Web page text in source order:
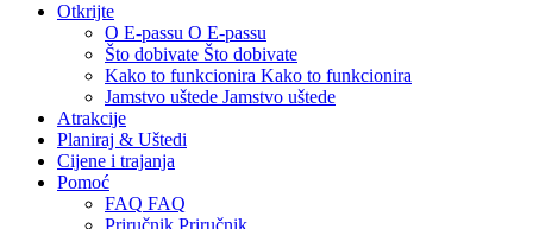
Otkrijte
O E-passu O E-passu
Što dobivate Što dobivate
Kako to funkcionira Kako to funkcionira
Jamstvo uštede Jamstvo uštede
Atrakcije
Planiraj & Uštedi
Cijene i trajanja
Pomoć
FAQ FAQ
Priručnik Priručnik